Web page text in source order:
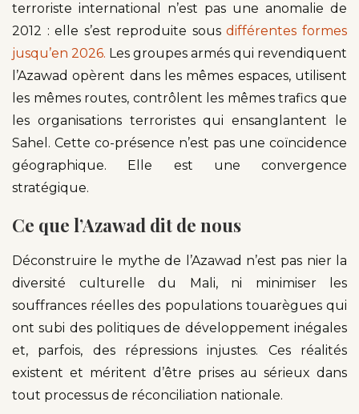
terroriste international n’est pas une anomalie de
2012 : elle s’est reproduite sousdifférentes formes
jusqu’en 2026. Les groupes armés qui revendiquent
l’Azawad opèrent dans les mêmes espaces, utilisent
les mêmes routes, contrôlent les mêmes trafics que
les organisations terroristes qui ensanglantent le
Sahel. Cette co-présence n’est pas une coïncidence
géographique. Elle est une convergence
stratégique.
Ce que l’Azawad dit de nous
Déconstruire le mythe de l’Azawad n’est pas nier la
diversité culturelle du Mali, ni minimiser les
souffrances réelles des populations touarègues qui
ont subi des politiques de développement inégales
et, parfois, des répressions injustes. Ces réalités
existent et méritent d’être prises au sérieux dans
tout processus de réconciliation nationale.